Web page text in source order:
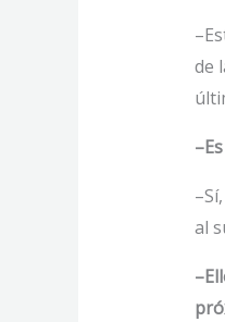
de
al